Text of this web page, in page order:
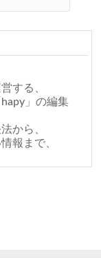
する、
」の編集
から、
報まで、